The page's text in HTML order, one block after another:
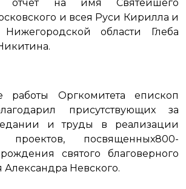
отчет на имя Святейшего
и всея Руси Кирилла и
Нижегородской области Глеба
работы Оргкомитета епископ
присутствующих за
и труды в реализации
проектов, посвященных800-
святого благоверного
Александра Невского.